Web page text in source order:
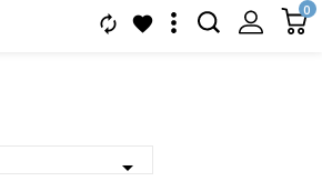
0


